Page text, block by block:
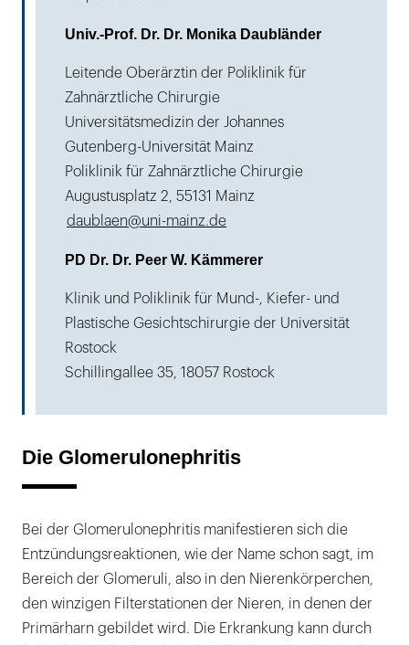
Univ.-Prof. Dr. Dr. Monika Daubländer
Leitende Oberärztin der Poliklinik für
Zahnärztliche Chirurgie
Universitätsmedizin der Johannes
Gutenberg-Universität Mainz
Poliklinik für Zahnärztliche Chirurgie
Augustusplatz 2, 55131 Mainz
daublaen@uni-mainz.de
PD Dr. Dr. Peer W. Kämmerer
Klinik und Poliklinik für Mund-, Kiefer- und
Plastische Gesichtschirurgie der Universität
Rostock
Schillingallee 35, 18057 Rostock
Die Glomerulonephritis
Bei der Glomerulonephritis manifestieren sich die
Entzündungsreaktionen, wie der Name schon sagt, im
Bereich der Glomeruli, also in den Nierenkörperchen,
den winzigen Filterstationen der Nieren, in denen der
Primärharn gebildet wird. Die Erkrankung kann durch